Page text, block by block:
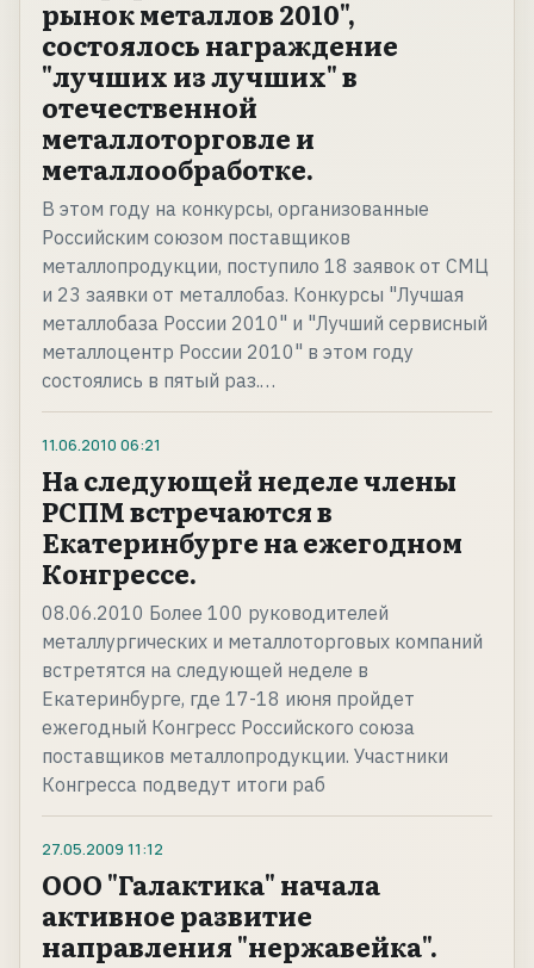
рынок металлов 2010",
состоялось награждение
"лучших из лучших" в
отечественной
металлоторговле и
металлообработке.
В этом году на конкурсы, организованные
Российским союзом поставщиков
металлопродукции, поступило 18 заявок от СМЦ
и 23 заявки от металлобаз. Конкурсы "Лучшая
металлобаза России 2010" и "Лучший сервисный
металлоцентр России 2010" в этом году
состоялись в пятый раз.…
11.06.2010 06:21
На следующей неделе члены
РСПМ встречаются в
Екатеринбурге на ежегодном
Конгрессе.
08.06.2010 Более 100 руководителей
металлургических и металлоторговых компаний
встретятся на следующей неделе в
Екатеринбурге, где 17-18 июня пройдет
ежегодный Конгресс Российского союза
поставщиков металлопродукции. Участники
Конгресса подведут итоги раб
27.05.2009 11:12
ООО "Галактика" начала
активное развитие
направления "нержавейка".